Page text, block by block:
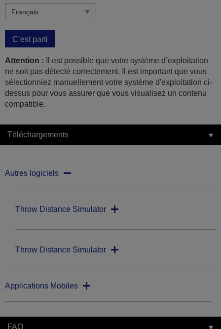
C’est parti
Attention : Il est possible que votre système d’exploitation
ne soit pas détecté correctement. Il est important que vous
sélectionniez manuellement votre système d'exploitation ci-
dessus pour vous assurer que vous visualisez un contenu
compatible.
Téléchargements
Autres logiciels
Throw Distance Simulator
Throw Distance Simulator
Applications Mobiles
FAQ